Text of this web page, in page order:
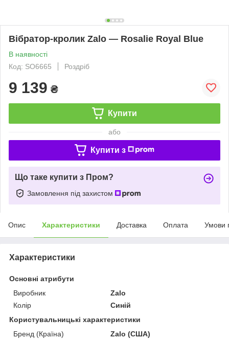
Вібратор-кролик Zalo — Rosalie Royal Blue
В наявності
Код: SO6665
Роздріб
9 139 ₴
Купити
або
Купити з
Що таке купити з Пром?
Замовлення під захистом
Опис Характеристики Доставка Оплата Умови
Характеристики
Основні атрибути
Виробник
Zalo
Колір
Синій
Користувальницькі характеристики
Бренд (Країна)
Zalo (США)